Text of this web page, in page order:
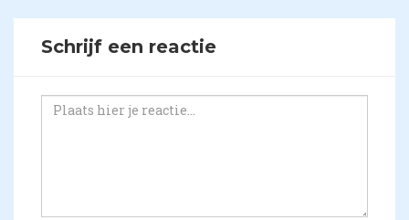
Schrijf een reactie